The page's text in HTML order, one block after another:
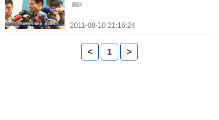
2011-08-10 21:16:24
< 1 >